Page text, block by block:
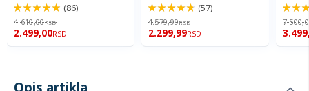
98%
(86)
4.610,00RSD
2.499,00RSD
96%
(57)
4.579,99RSD
2.299,99RSD
94%